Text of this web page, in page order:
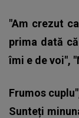
"Am crezut
prima dată
îmi e de voi",
Frumos
Sunteți